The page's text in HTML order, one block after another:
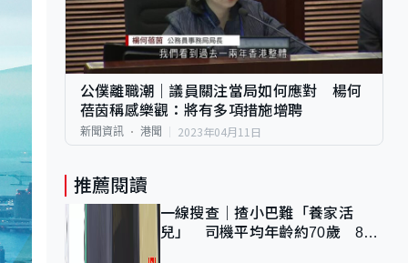
公僕離職潮｜議員關注當局如何應對 楊何
蓓茵稱感樂觀：將有多項措施增聘
新聞資訊 港聞 2023年04月11日
推薦閱讀
一線搜查｜揸小巴難「養家活
兒」 司機平均年齡約70歲 88